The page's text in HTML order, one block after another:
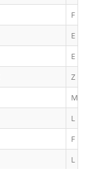
F
E
E
Z
M
L
F
L